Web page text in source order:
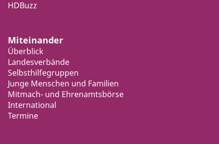
HDBuzz
Miteinander
Überblick
Landesverbände
Selbsthilfegruppen
Junge Menschen und Familien
Mitmach- und Ehrenamtsbörse
International
Termine